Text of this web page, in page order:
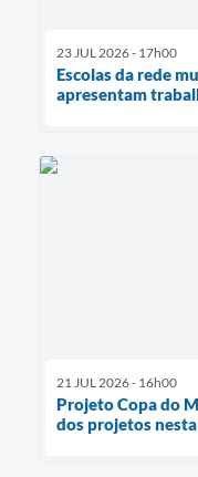
23 JUL 2026 - 17h00
Escolas da rede
apresentam
21 JUL 2026 - 16h00
Projeto Copa do
dos projetos